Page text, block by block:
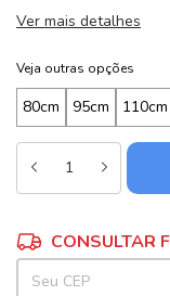
Ver mais detalhes
Veja outras opções
80cm 95cm 110cm
Entregas para o CEP:
CONSULTAR